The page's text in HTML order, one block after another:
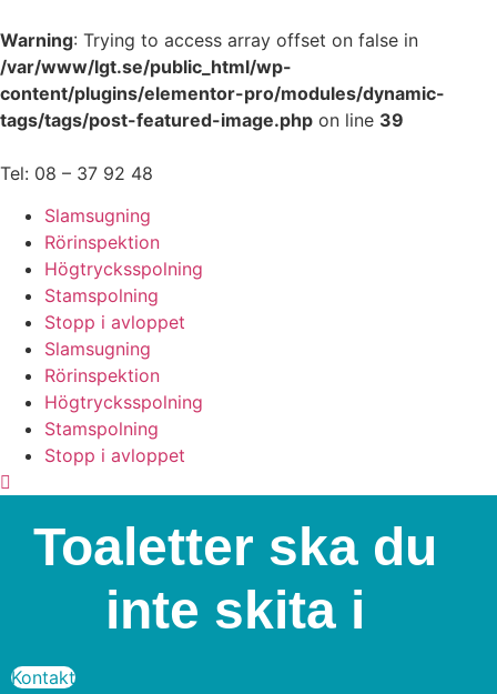
Warning: Trying to access array offset on false in
/var/www/lgt.se/public_html/wp-
content/plugins/elementor-pro/modules/dynamic-
tags/tags/post-featured-image.php on line 39
till
Tel: 08 – 37 92 48
Slamsugning
Rörinspektion
Högtrycksspolning
Stamspolning
Stopp i avloppet
Slamsugning
Rörinspektion
Högtrycksspolning
Stamspolning
Stopp i avloppet
Toaletter ska du
inte skita i
Kontakt